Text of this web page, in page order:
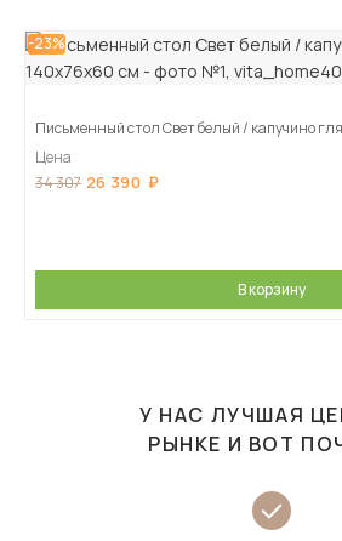
-23%
Письменный стол Свет белый / капучино
Цена
34 307 26 390
В корзину
У НАС ЛУЧШАЯ
РЫНКЕ И ВОТ